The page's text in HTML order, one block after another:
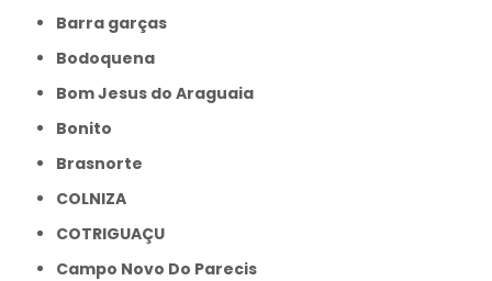
Barra garças
Bodoquena
Bom Jesus do Araguaia
Bonito
Brasnorte
COLNIZA
COTRIGUAÇU
Campo Novo Do Parecis